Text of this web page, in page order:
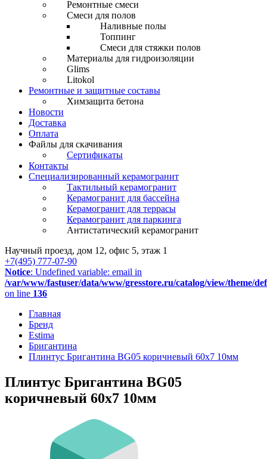
Ремонтные смеси
Смеси для полов
Наливные полы
Топпинг
Смеси для стяжки полов
Материалы для гидроизоляции
Glims
Litokol
Ремонтные и защитные составы
Химзащита бетона
Новости
Доставка
Оплата
Файлы для скачивания
Сертификаты
Контакты
Специализированный керамогранит
Тактильный керамогранит
Керамогранит для бассейна
Керамогранит для террасы
Керамогранит для паркинга
Антистатический керамогранит
Научный проезд, дом 12, офис 5, этаж 1
+7(495) 777-07-90
Notice: Undefined variable: email in
/var/www/fastuser/data/www/gresstore.ru/catalog/view/theme/
on line 136
Главная
Бренд
Estima
Бригантина
Плинтус Бригантина BG05 коричневый 60x7 10мм
Плинтус Бригантина BG05
коричневый 60x7 10мм